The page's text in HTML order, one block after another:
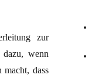
zur
dazu, wenn
dass